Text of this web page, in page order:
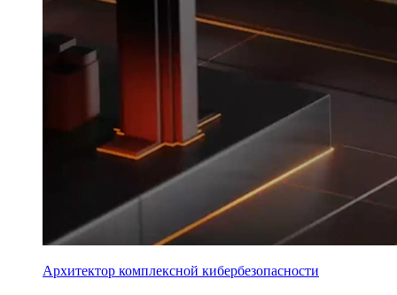
Архитектор комплексной кибербезопасности